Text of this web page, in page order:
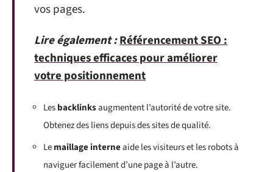
vos pages.
Lire également :Référencement SEO :
techniques efficaces pour améliorer
votre positionnement
Lesbacklinksaugmentent l’autorité de votre site.
Obtenez des liens depuis des sites de qualité.
Lemaillage interneaide les visiteurs et les robots à
naviguer facilement d’une page à l’autre.